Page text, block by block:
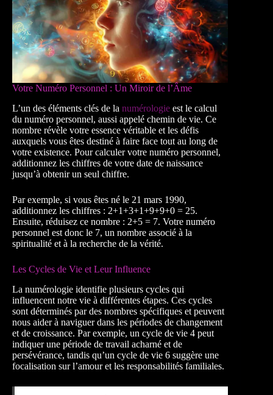
Votre Numéro Personnel : Un Miroir de l’Âme
L’un des éléments clés de la numérologie est le calcul
du numéro personnel, aussi appelé chemin de vie. Ce
nombre révèle votre essence véritable et les défis
auxquels vous êtes destiné à faire face tout au long de
votre existence. Pour calculer votre numéro personnel,
additionnez les chiffres de votre date de naissance
jusqu’à obtenir un seul chiffre.
Par exemple, si vous êtes né le 21 mars 1990,
additionnez les chiffres : 2+1+3+1+9+9+0 = 25.
Ensuite, réduisez ce nombre : 2+5 = 7. Votre numéro
personnel est donc le 7, un nombre associé à la
spiritualité et à la recherche de la vérité.
Les Cycles de Vie et Leur Influence
La numérologie identifie plusieurs cycles qui
influencent notre vie à différentes étapes. Ces cycles
sont déterminés par des nombres spécifiques et peuvent
nous aider à naviguer dans les périodes de changement
et de croissance. Par exemple, un cycle de vie 4 peut
indiquer une période de travail acharné et de
persévérance, tandis qu’un cycle de vie 6 suggère une
focalisation sur l’amour et les responsabilités familiales.